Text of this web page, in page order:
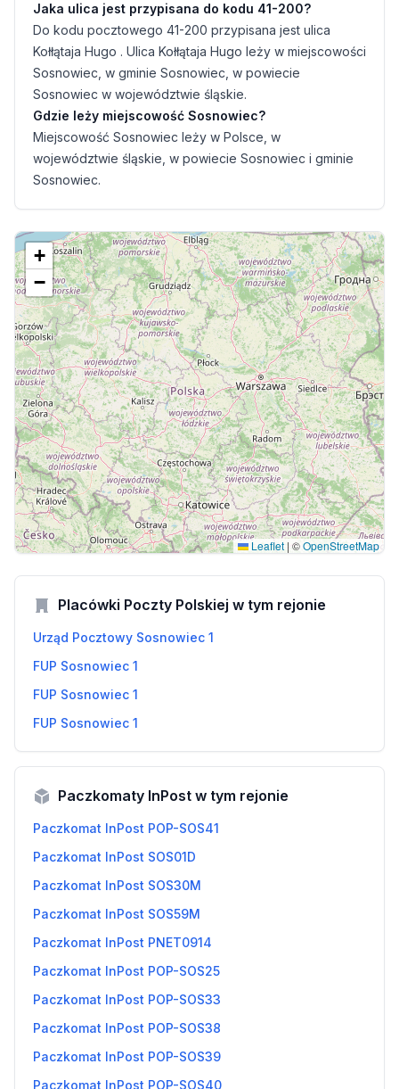
Jaka ulica jest przypisana do kodu 41-200?
Do kodu pocztowego 41-200 przypisana jest ulica
Kołłątaja Hugo . Ulica Kołłątaja Hugo leży w miejscowości
Sosnowiec, w gminie Sosnowiec, w powiecie
Sosnowiec w województwie śląskie.
Gdzie leży miejscowość Sosnowiec?
Miejscowość Sosnowiec leży w Polsce, w
województwie śląskie, w powiecie Sosnowiec i gminie
Sosnowiec.
+
−
Leaflet | ©OpenStreetMap
Placówki Poczty Polskiej w tym rejonie
Urząd Pocztowy Sosnowiec 1
FUP Sosnowiec 1
FUP Sosnowiec 1
FUP Sosnowiec 1
Paczkomaty InPost w tym rejonie
Paczkomat InPost POP-SOS41
Paczkomat InPost SOS01D
Paczkomat InPost SOS30M
Paczkomat InPost SOS59M
Paczkomat InPost PNET0914
Paczkomat InPost POP-SOS25
Paczkomat InPost POP-SOS33
Paczkomat InPost POP-SOS38
Paczkomat InPost POP-SOS39
Paczkomat InPost POP-SOS40